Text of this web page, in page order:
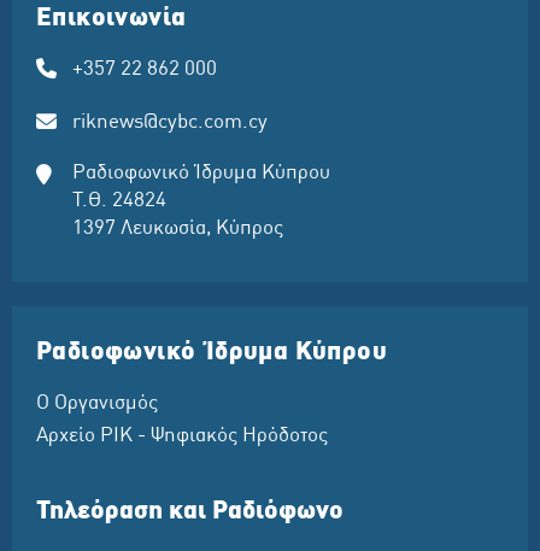
Επικοινωνία
+357 22 862 000
riknews@cybc.com.cy
Ραδιοφωνικό Ίδρυμα Κύπρου
Τ.Θ. 24824
1397 Λευκωσία, Κύπρος
Ραδιοφωνικό Ίδρυμα Κύπρου
Ο Οργανισμός
Αρχείο ΡΙΚ - Ψηφιακός Ηρόδοτος
Τηλεόραση και Ραδιόφωνο